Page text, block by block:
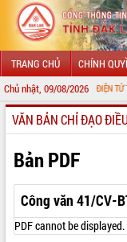
TRANG CHỦ CHÍNH
Chủ nhật, 09/08/2026
THÔNG TIN ĐIỆN TỬ TỈNH ĐẮK
GIỚI THIỆU
LÃNH ĐẠO UBND TỈNH
TIN TỨC SỰ KIỆN
SỞ, BAN, NGÀNH
VĂN BẢN CHỈ ĐẠO
Bản PDF
Công văn 41/CV-
PDF cannot be displayed.